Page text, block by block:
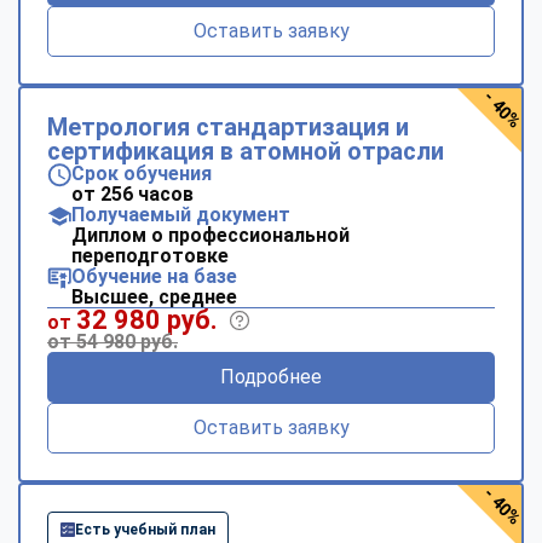
Оставить заявку
Метрология стандартизация и
сертификация в атомной отрасли
Срок обучения
от 256 часов
Получаемый документ
Диплом о профессиональной
переподготовке
Обучение на базе
Высшее, среднее
от 32 980 руб.
от 54 980 руб.
Подробнее
Оставить заявку
- 40%
Есть учебный план
- 40%